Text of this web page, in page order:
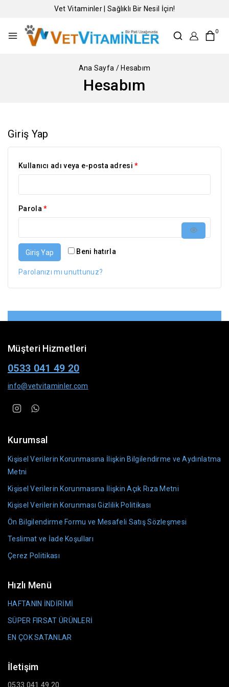
Vet Vitaminler | Sağlıklı Bir Nesil İçin!
0
Ana Sayfa / Hesabım
Hesabım
Giriş Yap
Kullanıcı adı veya e-posta adresi*
Parola*
Beni hatırla
Giriş Yap
Parolanızı mı unuttunuz?
Müşteri Hizmetleri
0533 041 49 20
info@vetvitaminler.com
Kurumsal
Kişisel Verilerin Korunmasına İlişkin Bilgilendirme ve Aydınlatma
Metni
Kişisel Verilerin Korunmasına İlişkin Açık Rıza Metni
Kişisel Verilerin Korunması Gizlilik Politikası
Ön Bilgilendirme Formu ve Mesafeli Satış Sözleşmesi
Teslimat ve İade Koşulları
Çerez Politikası
Hızlı Menü
HAFTANIN İNDİRİMİ
SÜPER FIRSAT ÜRÜNLERİ
EN ÇOK SATANLAR
İletişim
0533 041 49 20